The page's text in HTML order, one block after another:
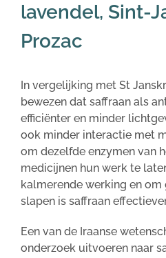
lavendel, Sint-
Prozac
In vergelijking met St
bewezen dat saffraan als
efficiënter en minder
ook minder interactie met
om dezelfde enzymen van
medicijnen hun werk te
kalmerende werking en
slapen is saffraan
Een van de Iraanse
onderzoek uitvoeren naar